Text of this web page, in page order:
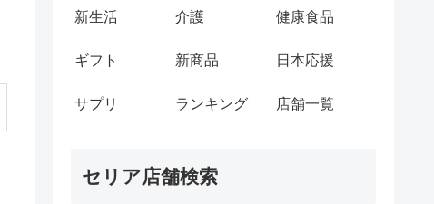
新生活 介護 健康食品
ギフト 新商品 日本応援
サプリ ランキング 店舗一覧
セリア店舗検索